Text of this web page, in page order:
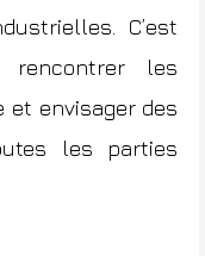
C’est
rencontrer les
et envisager des
les parties